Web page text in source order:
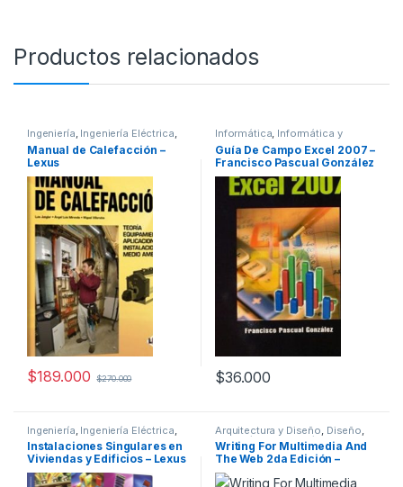
Productos relacionados
Ingeniería, Ingeniería Eléctrica,
Ofertas , Profesionales y
tecnicos
Manual de Calefacción –
Lexus
$189.000 $270.000
Informática, Informática y
Tecnología Ingeniería
Ingeniería de Sistemas,Interes
General,Profesionales y
Guía De Campo Excel 2007 –
Francisco Pascual González
/ Alfaomega
$36.000
Ingeniería Ingeniería Eléctrica
Profesionales y tecnicos
Instalaciones Singulares en
Viviendas y Edificios – Lexus
Arquitectura y Diseño Diseño
Informática Informática y
Tecnología,Ingeniería,
Ingeniería de Sistemas, Interes
tecnicos
Writing For Multimedia And
The Web 2da Edición –
Timothy Garrand